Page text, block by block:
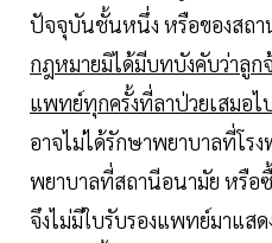
ปัจจุบันชั้นหนึ่ง หรือของสถา
กฎหมายมิได้มีบทบังคับว่าลูก
แพทย์ทุกครั้งที่ลาป่วยเสมอไ
อาจไม่ได้รักษาพยาบาลที่โร
พยาบาลที่สถานีอนามัย หรือ
จึงไม่มีใบรับรองแพทย์มาแสด